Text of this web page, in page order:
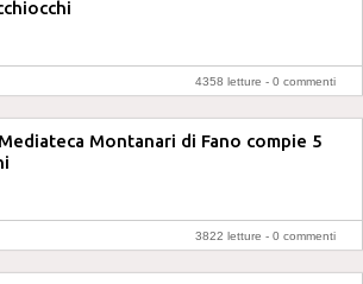
4358 letture - 0 commenti
Montanari di Fano compie 5
3822 letture - 0 commenti